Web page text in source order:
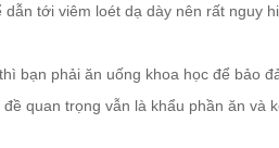
tới viêm loét dạ dày nên rất nguy
bạn phải ăn uống khoa học để bảo
quan trọng vẫn là khẩu phần ăn và